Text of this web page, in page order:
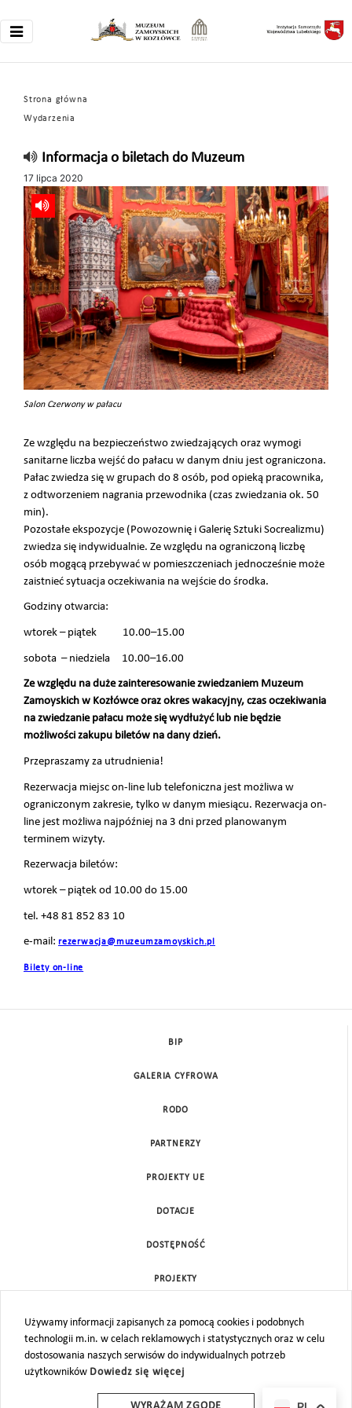
Strona główna
Wydarzenia
Informacja o biletach do Muzeum
17 lipca 2020
Salon Czerwony w pałacu
Ze względu na bezpieczeństwo zwiedzających oraz wymogi
sanitarne liczba wejść do pałacu w danym dniu jest ograniczona.
Pałac zwiedza się w grupach do 8 osób, pod opieką pracownika,
z odtworzeniem nagrania przewodnika (czas zwiedzania ok. 50
min).
Pozostałe ekspozycje (Powozownię i Galerię Sztuki Socrealizmu)
zwiedza się indywidualnie. Ze względu na ograniczoną liczbę
osób mogącą przebywać w pomieszczeniach jednocześnie może
zaistnieć sytuacja oczekiwania na wejście do środka.
Godziny otwarcia:
wtorek – piątek 10.00–15.00
sobota – niedziela 10.00–16.00
Ze względu na duże zainteresowanie zwiedzaniem Muzeum
Zamoyskich w Kozłówce oraz okres wakacyjny, czas oczekiwania
na zwiedzanie pałacu może się wydłużyć lub nie będzie
możliwości zakupu biletów na dany dzień.
Przepraszamy za utrudnienia!
Rezerwacja miejsc on-line lub telefoniczna jest możliwa w
ograniczonym zakresie, tylko w danym miesiącu. Rezerwacja on-
line jest możliwa najpóźniej na 3 dni przed planowanym
terminem wizyty.
Rezerwacja biletów:
wtorek – piątek od 10.00 do 15.00
tel. +48 81 852 83 10
e-mail: rezerwacja@muzeumzamoyskich.pl
Bilety on-line
Używamy informacji zapisanych za pomocą cookies i podobnych
technologii m.in. w celach reklamowych i statystycznych oraz w celu
dostosowania naszych serwisów do indywidualnych potrzeb
użytkowników Dowiedz się więcej
BIP
GALERIA CYFROWA
RODO
PARTNERZY
PROJEKTY UE
DOTACJE
DOSTĘPNOŚĆ
PROJEKTY
MAPA STRONY